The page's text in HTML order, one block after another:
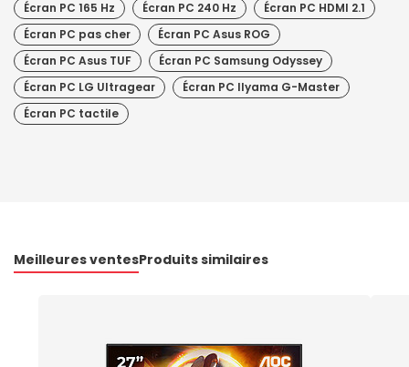
Écran PC 165 Hz Écran PC 240 Hz
Écran PC HDMI 2.1
Écran PC pas cher
Écran PC Asus ROG
Écran PC Asus TUF
Écran PC Samsung Odyssey
Écran PC LG Ultragear
Écran PC IIyama G-Master
Écran PC tactile
Meilleures ventesProduits similaires